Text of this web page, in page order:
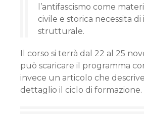
l’antifascismo come
civile e storica necessita
strutturale.
Il corso si terrà dal 22 al 25
può scaricare il programma
invece un articolo che
dettaglio il ciclo di formazione.